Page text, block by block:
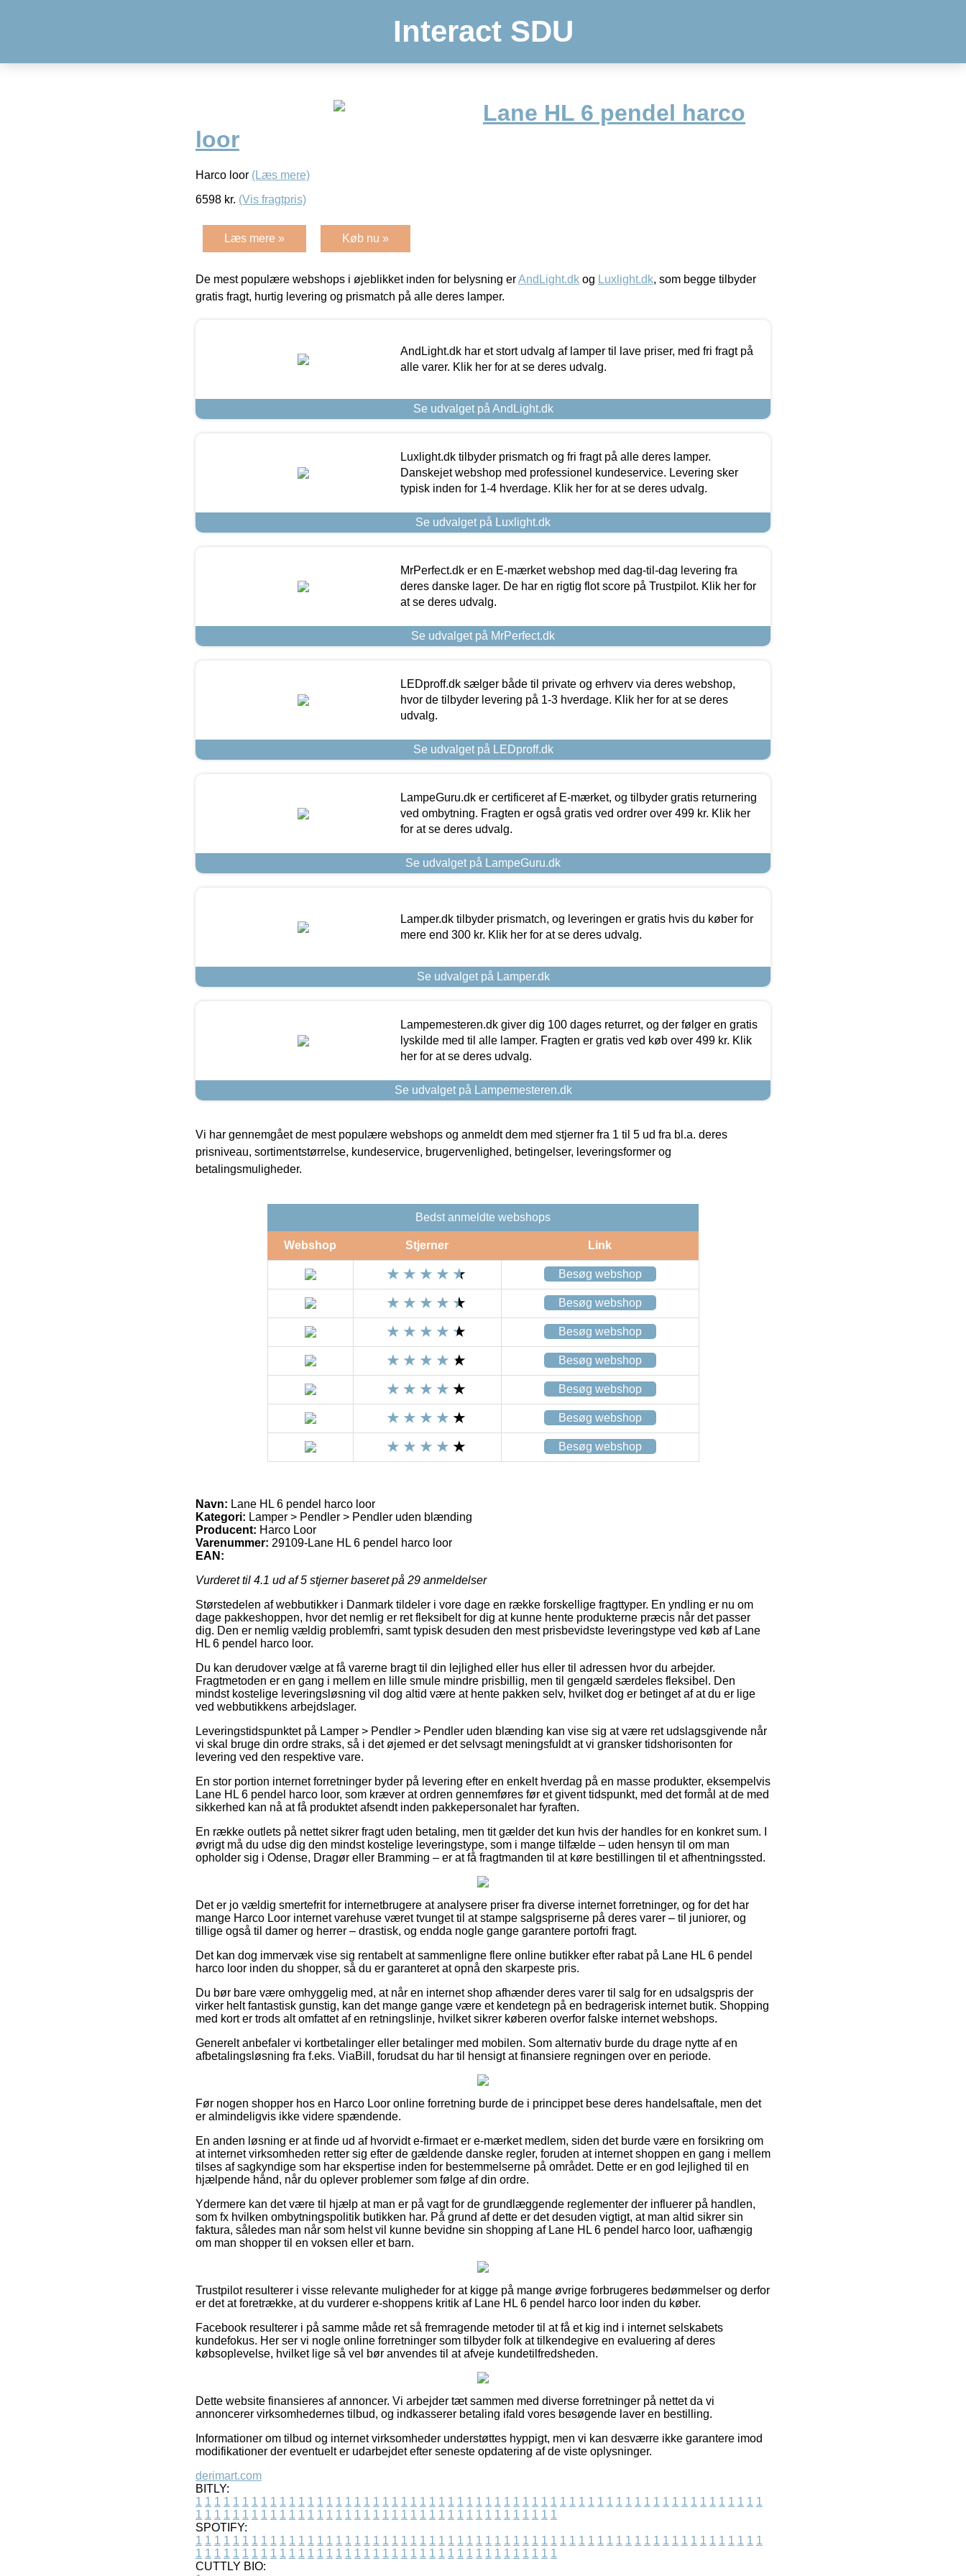
Interact SDU
Lane HL 6 pendel harco
loor
Harco loor (Læs mere)
6598 kr. (Vis fragtpris)
Læs mere » Køb nu »
De mest populære webshops i øjeblikket inden for belysning erAndLight.dk og Luxlight.dk, som begge tilbyder
gratis fragt, hurtig levering og prismatch på alle deres lamper.
AndLight.dk har et stort udvalg af lamper til lave priser, med fri fragt på
alle varer. Klik her for at se deres udvalg.
Se udvalget på AndLight.dk
Luxlight.dk tilbyder prismatch og fri fragt på alle deres lamper.
Danskejet webshop med professionel kundeservice. Levering sker
typisk inden for 1-4 hverdage. Klik her for at se deres udvalg.
Se udvalget på Luxlight.dk
MrPerfect.dk er en E-mærket webshop med dag-til-dag levering fra
deres danske lager. De har en rigtig flot score på Trustpilot. Klik her for
at se deres udvalg.
Se udvalget på MrPerfect.dk
LEDproff.dk sælger både til private og erhverv via deres webshop,
hvor de tilbyder levering på 1-3 hverdage. Klik her for at se deres
udvalg.
Se udvalget på LEDproff.dk
LampeGuru.dk er certificeret af E-mærket, og tilbyder gratis returnering
ved ombytning. Fragten er også gratis ved ordrer over 499 kr. Klik her
for at se deres udvalg.
Se udvalget på LampeGuru.dk
Lamper.dk tilbyder prismatch, og leveringen er gratis hvis du køber for
mere end 300 kr. Klik her for at se deres udvalg.
Se udvalget på Lamper.dk
Lampemesteren.dk giver dig 100 dages returret, og der følger en gratis
lyskilde med til alle lamper. Fragten er gratis ved køb over 499 kr. Klik
her for at se deres udvalg.
Se udvalget på Lampemesteren.dk
Vi har gennemgået de mest populære webshops og anmeldt dem med stjerner fra 1 til 5 ud fra bl.a. deres
prisniveau, sortimentstørrelse, kundeservice, brugervenlighed, betingelser, leveringsformer og
betalingsmuligheder.
Bedst anmeldte webshops
Webshop Stjerner Link
Besøg webshop
Besøg webshop
Besøg webshop
Besøg webshop
Besøg webshop
Besøg webshop
Besøg webshop
Navn: Lane HL 6 pendel harco loor
Kategori: Lamper > Pendler > Pendler uden blænding
Producent: Harco Loor
Varenummer: 29109-Lane HL 6 pendel harco loor
EAN:
Vurderet til 4.1 ud af 5 stjerner baseret på 29 anmeldelser
Størstedelen af webbutikker i Danmark tildeler i vore dage en række forskellige fragttyper. En yndling er nu om
dage pakkeshoppen, hvor det nemlig er ret fleksibelt for dig at kunne hente produkterne præcis når det passer
dig. Den er nemlig vældig problemfri, samt typisk desuden den mest prisbevidste leveringstype ved køb af Lane
HL 6 pendel harco loor.
Du kan derudover vælge at få varerne bragt til din lejlighed eller hus eller til adressen hvor du arbejder.
Fragtmetoden er en gang i mellem en lille smule mindre prisbillig, men til gengæld særdeles fleksibel. Den
mindst kostelige leveringsløsning vil dog altid være at hente pakken selv, hvilket dog er betinget af at du er lige
ved webbutikkens arbejdslager.
Leveringstidspunktet på Lamper > Pendler > Pendler uden blænding kan vise sig at være ret udslagsgivende når
vi skal bruge din ordre straks, så i det øjemed er det selvsagt meningsfuldt at vi gransker tidshorisonten for
levering ved den respektive vare.
En stor portion internet forretninger byder på levering efter en enkelt hverdag på en masse produkter, eksempelvis
Lane HL 6 pendel harco loor, som kræver at ordren gennemføres før et givent tidspunkt, med det formål at de med
sikkerhed kan nå at få produktet afsendt inden pakkepersonalet har fyraften.
En række outlets på nettet sikrer fragt uden betaling, men tit gælder det kun hvis der handles for en konkret sum. I
øvrigt må du udse dig den mindst kostelige leveringstype, som i mange tilfælde – uden hensyn til om man
opholder sig i Odense, Dragør eller Bramming – er at få fragtmanden til at køre bestillingen til et afhentningssted.
Det er jo vældig smertefrit for internetbrugere at analysere priser fra diverse internet forretninger, og for det har
mange Harco Loor internet varehuse været tvunget til at stampe salgspriserne på deres varer – til juniorer, og
tillige også til damer og herrer – drastisk, og endda nogle gange garantere portofri fragt.
Det kan dog immervæk vise sig rentabelt at sammenligne flere online butikker efter rabat på Lane HL 6 pendel
harco loor inden du shopper, så du er garanteret at opnå den skarpeste pris.
Du bør bare være omhyggelig med, at når en internet shop afhænder deres varer til salg for en udsalgspris der
virker helt fantastisk gunstig, kan det mange gange være et kendetegn på en bedragerisk internet butik. Shopping
med kort er trods alt omfattet af en retningslinje, hvilket sikrer køberen overfor falske internet webshops.
Generelt anbefaler vi kortbetalinger eller betalinger med mobilen. Som alternativ burde du drage nytte af en
afbetalingsløsning fra f.eks. ViaBill, forudsat du har til hensigt at finansiere regningen over en periode.
Før nogen shopper hos en Harco Loor online forretning burde de i princippet bese deres handelsaftale, men det
er almindeligvis ikke videre spændende.
En anden løsning er at finde ud af hvorvidt e-firmaet er e-mærket medlem, siden det burde være en forsikring om
at internet virksomheden retter sig efter de gældende danske regler, foruden at internet shoppen en gang i mellem
tilses af sagkyndige som har ekspertise inden for bestemmelserne på området. Dette er en god lejlighed til en
hjælpende hånd, når du oplever problemer som følge af din ordre.
Ydermere kan det være til hjælp at man er på vagt for de grundlæggende reglementer der influerer på handlen,
som fx hvilken ombytningspolitik butikken har. På grund af dette er det desuden vigtigt, at man altid sikrer sin
faktura, således man når som helst vil kunne bevidne sin shopping af Lane HL 6 pendel harco loor, uafhængig
om man shopper til en voksen eller et barn.
Trustpilot resulterer i visse relevante muligheder for at kigge på mange øvrige forbrugeres bedømmelser og derfor
er det at foretrække, at du vurderer e-shoppens kritik af Lane HL 6 pendel harco loor inden du køber.
Facebook resulterer i på samme måde ret så fremragende metoder til at få et kig ind i internet selskabets
kundefokus. Her ser vi nogle online forretninger som tilbyder folk at tilkendegive en evaluering af deres
købsoplevelse, hvilket lige så vel bør anvendes til at afveje kundetilfredsheden.
Dette website finansieres af annoncer. Vi arbejder tæt sammen med diverse forretninger på nettet da vi
annoncerer virksomhedernes tilbud, og indkasserer betaling ifald vores besøgende laver en bestilling.
Informationer om tilbud og internet virksomheder understøttes hyppigt, men vi kan desværre ikke garantere imod
modifikationer der eventuelt er udarbejdet efter seneste opdatering af de viste oplysninger.
derimart.com
BITLY:
1 1 1 1 1 1 1 1 1 1 1 1 1 1 1 1 1 1 1 1 1 1 1 1 1 1 1 1 1 1 1 1 1 1 1 1 1 1 1 1 1 1 1 1 1 1 1 1 1 1 1 1 1 1 1 1 1 1 1 1 1
1 1 1 1 1 1 1 1 1 1 1 1 1 1 1 1 1 1 1 1 1 1 1 1 1 1 1 1 1 1 1 1 1 1 1 1 1 1 1
SPOTIFY:
1 1 1 1 1 1 1 1 1 1 1 1 1 1 1 1 1 1 1 1 1 1 1 1 1 1 1 1 1 1 1 1 1 1 1 1 1 1 1 1 1 1 1 1 1 1 1 1 1 1 1 1 1 1 1 1 1 1 1 1 1
1 1 1 1 1 1 1 1 1 1 1 1 1 1 1 1 1 1 1 1 1 1 1 1 1 1 1 1 1 1 1 1 1 1 1 1 1 1 1
CUTTLY BIO: